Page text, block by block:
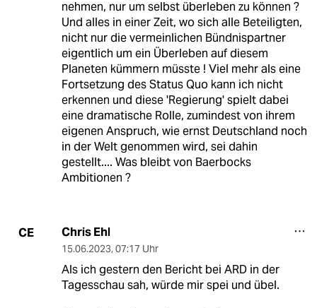
nehmen, nur um selbst überleben zu können ?
Und alles in einer Zeit, wo sich alle Beteiligten,
nicht nur die vermeinlichen Bündnispartner
eigentlich um ein Überleben auf diesem
Planeten kümmern müsste ! Viel mehr als eine
Fortsetzung des Status Quo kann ich nicht
erkennen und diese 'Regierung' spielt dabei
eine dramatische Rolle, zumindest von ihrem
eigenen Anspruch, wie ernst Deutschland noch
in der Welt genommen wird, sei dahin
gestellt.... Was bleibt von Baerbocks
Ambitionen ?
CE Chris Ehl
15.06.2023, 07:17 Uhr
Als ich gestern den Bericht bei ARD in der
Tagesschau sah, würde mir spei und übel.